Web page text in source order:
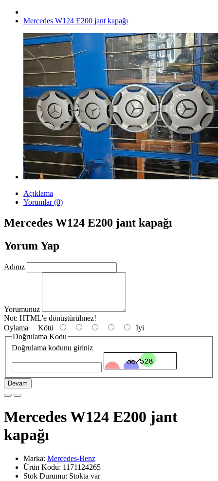
Mercedes W124 E200 jant kapağı
Açıklama
Yorumlar (0)
Mercedes W124 E200 jant kapağı
Yorum Yap
Adınız
Yorumunuz
Not: HTML'e dönüştürülmez!
Oylama Kötü
İyi
Doğrulama Kodu
Doğrulama kodunu giriniz
Devam
Mercedes W124 E200 jant
kapağı
Marka: Mercedes-Benz
Ürün Kodu: 1171124265
Stok Durumu: Stokta var